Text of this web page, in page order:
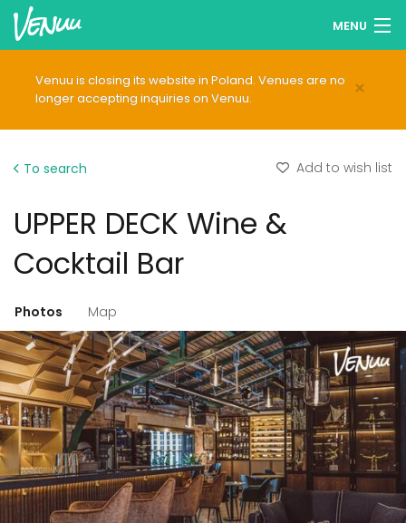
MENU
Add your venue
Venuu is closing its website in Poland. Venues are no
longer accepting inquiries on Venuu.
×
To search Add to wish list
UPPER DECK Wine &
Cocktail Bar
Photos Map